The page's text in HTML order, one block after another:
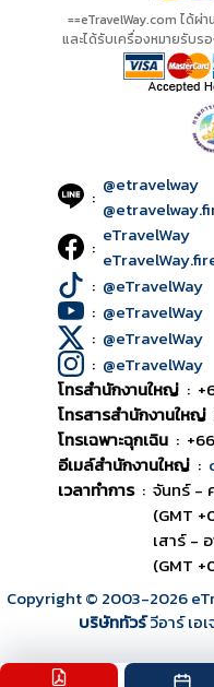
==eTravelWay.com ได้
และได้รับเครื่องหมายรับร
: @etravelway
: eTravelWay
: @eTravelWay
: @eTravelWay
: @eTravelWay
: @eTravelWay
โทรสำนักงานใหญ่ :
โทรสารสำนักงานใหญ่
โทรเฉพาะฉุกเฉิน :
อีเมล์สำนักงานใหญ่ :
เวลาทำการ : จันทร์ -
(GMT
เสาร์ -
(GMT
Copyright © 2003-2026
บริษัททัวร์วีอาร์ เอ